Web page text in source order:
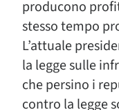
producono
stesso tempo
L’attuale
la legge sulle
che persino i
contro la legge